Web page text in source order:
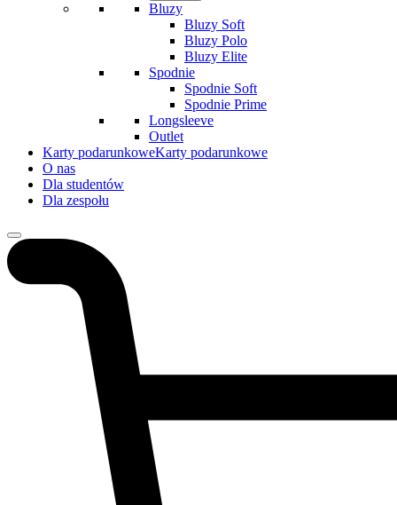
Bluzy
Bluzy Soft
Bluzy Polo
Bluzy Elite
Spodnie
Spodnie Soft
Spodnie Prime
Longsleeve
Outlet
Karty podarunkoweKarty podarunkowe
O nas
Dla studentów
Dla zespołu